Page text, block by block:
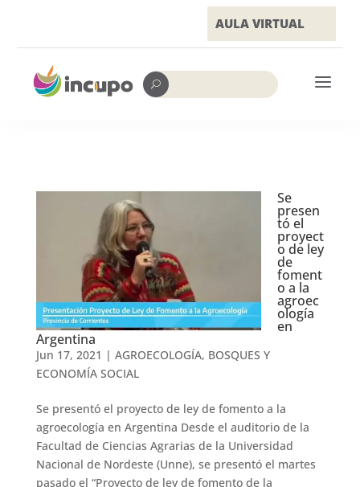
AULA VIRTUAL
U a
Se
presen
tó el
proyect
o de ley
de
foment
o a la
agroec
ología
en
Argentina
Jun 17, 2021 | AGROECOLOGÍA, BOSQUES Y
ECONOMÍA SOCIAL
Se presentó el proyecto de ley de fomento a la
agroecología en Argentina Desde el auditorio de la
Facultad de Ciencias Agrarias de la Universidad
Nacional de Nordeste (Unne), se presentó el martes
pasado el “Proyecto de ley de fomento de la